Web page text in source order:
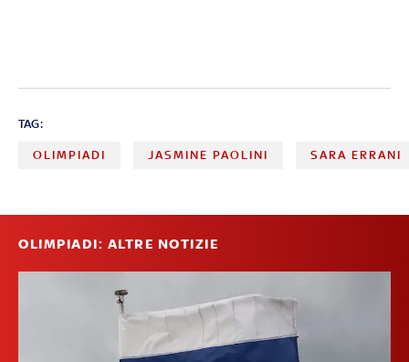
TAG:
OLIMPIADI JASMINE PAOLINI SARA ERRANI
OLIMPIADI: ALTRE NOTIZIE